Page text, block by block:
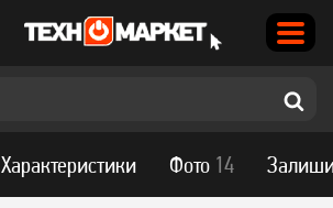
Характеристики Фото 14